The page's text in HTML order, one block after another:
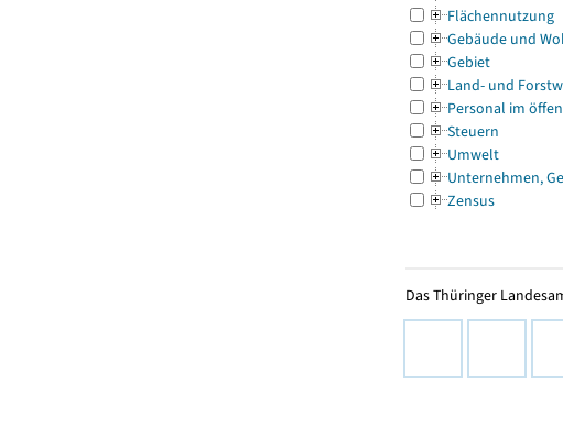
Flächennutzung
Gebäude und
Gebiet
Land- und
Personal im
Steuern
Umwelt
Unternehmen,
Zensus
Das Thüringer